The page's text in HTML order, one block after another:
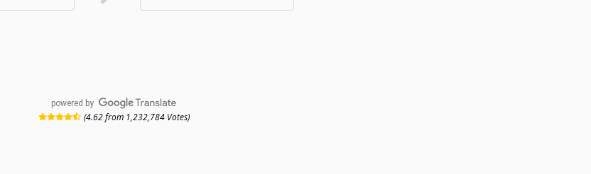
powered by
(4.62 from 1,232,784 Votes)